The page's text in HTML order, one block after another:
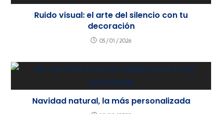
Ruido visual: el arte del silencio con tu
decoración
05/01/2026
Navidad natural, la más personalizada